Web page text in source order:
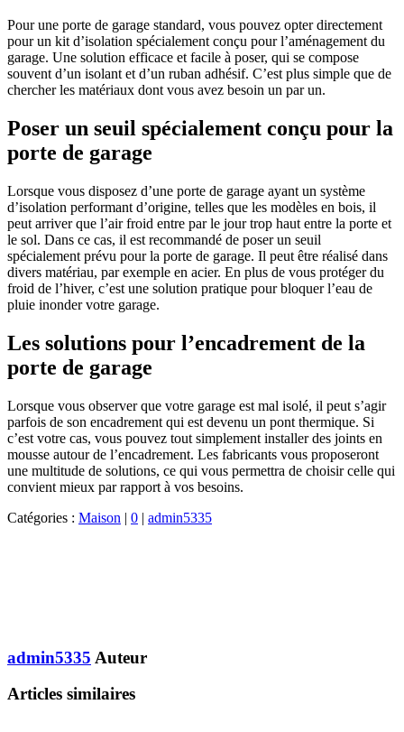
Pour une porte de garage standard, vous pouvez opter directement
pour un kit d’isolation spécialement conçu pour l’aménagement du
garage. Une solution efficace et facile à poser, qui se compose
souvent d’un isolant et d’un ruban adhésif. C’est plus simple que de
chercher les matériaux dont vous avez besoin un par un.
Poser un seuil spécialement conçu pour la
porte de garage
Lorsque vous disposez d’une porte de garage ayant un système
d’isolation performant d’origine, telles que les modèles en bois, il
peut arriver que l’air froid entre par le jour trop haut entre la porte et
le sol. Dans ce cas, il est recommandé de poser un seuil
spécialement prévu pour la porte de garage. Il peut être réalisé dans
divers matériau, par exemple en acier. En plus de vous protéger du
froid de l’hiver, c’est une solution pratique pour bloquer l’eau de
pluie inonder votre garage.
Les solutions pour l’encadrement de la
porte de garage
Lorsque vous observer que votre garage est mal isolé, il peut s’agir
parfois de son encadrement qui est devenu un pont thermique. Si
c’est votre cas, vous pouvez tout simplement installer des joints en
mousse autour de l’encadrement. Les fabricants vous proposeront
une multitude de solutions, ce qui vous permettra de choisir celle qui
convient mieux par rapport à vos besoins.
Catégories : Maison | 0 | admin5335
admin5335 Auteur
Articles similaires